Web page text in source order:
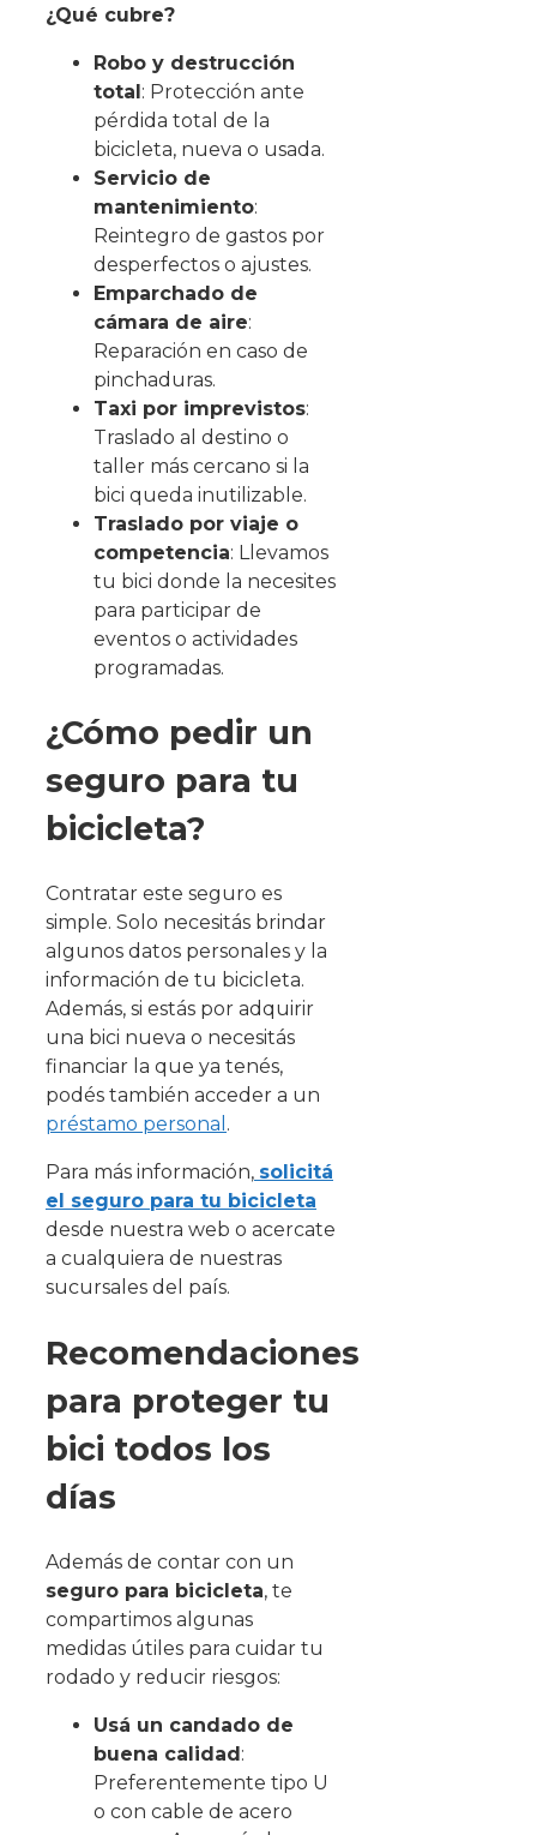
¿Qué cubre?
Robo y destrucción
total: Protección ante
pérdida total de la
bicicleta, nueva o usada.
Servicio de
mantenimiento:
Reintegro de gastos por
desperfectos o ajustes.
Emparchado de
cámara de aire:
Reparación en caso de
pinchaduras.
Taxi por imprevistos:
Traslado al destino o
taller más cercano si la
bici queda inutilizable.
Traslado por viaje o
competencia: Llevamos
tu bici donde la necesites
para participar de
eventos o actividades
programadas.
¿Cómo pedir un
seguro para tu
bicicleta?
Contratar este seguro es
simple. Solo necesitás brindar
algunos datos personales y la
información de tu bicicleta.
Además, si estás por adquirir
una bici nueva o necesitás
financiar la que ya tenés,
podés también acceder a un
préstamo personal .
Para más información, solicitá
el seguro para tu bicicleta
desde nuestra web o acercate
a cualquiera de nuestras
sucursales del país.
Recomendaciones
para proteger tu
bici todos los
días
Además de contar con un
seguro para bicicleta, te
compartimos algunas
medidas útiles para cuidar tu
rodado y reducir riesgos:
Usá un candado de
buena calidad :
Preferentemente tipo U
o con cable de acero